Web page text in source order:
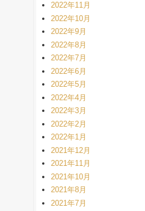
2022年11月
2022年10月
2022年9月
2022年8月
2022年7月
2022年6月
2022年5月
2022年4月
2022年3月
2022年2月
2022年1月
2021年12月
2021年11月
2021年10月
2021年8月
2021年7月